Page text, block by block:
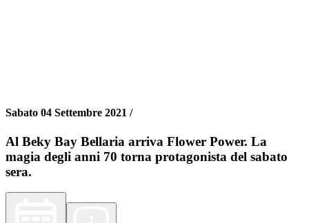
Sabato 04 Settembre 2021 /
Al Beky Bay Bellaria arriva Flower Power. La
magia degli anni 70 torna protagonista del sabato
sera.